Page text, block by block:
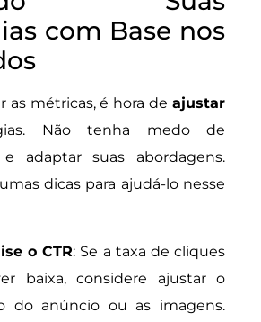
com Base nos
as métricas, é hora de ajustar
Não tenha medo de
adaptar suas abordagens.
dicas para ajudá-lo nesse
o CTR: Se a taxa de cliques
baixa, considere ajustar o
do anúncio ou as imagens.